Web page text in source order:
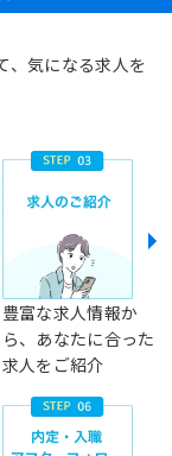
、気になる求人を
豊富な求人情報か
ら、あなたに合った
求人をご紹介